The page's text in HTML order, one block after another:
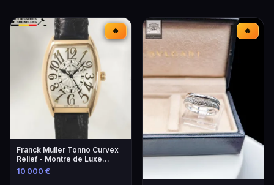
🔥
Franck Muller Tonno Curvex
Relief - Montre de Luxe
Unique
10 000 €
🔥